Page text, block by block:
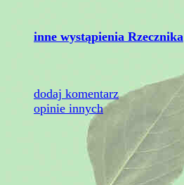
inne wystąpienia Rzecznika
dodaj komentarz
opinie innych